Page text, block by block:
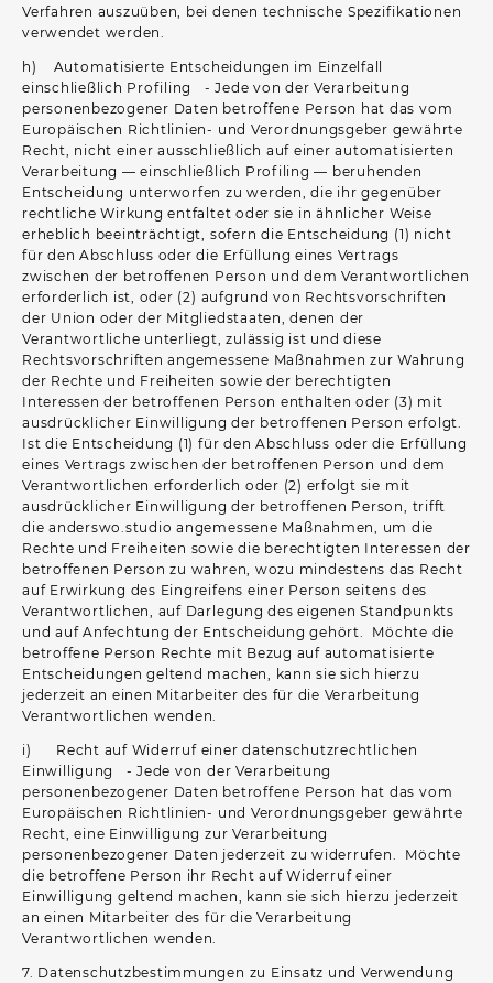
Verfahren auszuüben, bei denen technische Spezifikationen
verwendet werden.
h) Automatisierte Entscheidungen im Einzelfall
einschließlich Profiling - Jede von der Verarbeitung
personenbezogener Daten betroffene Person hat das vom
Europäischen Richtlinien- und Verordnungsgeber gewährte
Recht, nicht einer ausschließlich auf einer automatisierten
Verarbeitung — einschließlich Profiling — beruhenden
Entscheidung unterworfen zu werden, die ihr gegenüber
rechtliche Wirkung entfaltet oder sie in ähnlicher Weise
erheblich beeinträchtigt, sofern die Entscheidung (1) nicht
für den Abschluss oder die Erfüllung eines Vertrags
zwischen der betroffenen Person und dem Verantwortlichen
erforderlich ist, oder (2) aufgrund von Rechtsvorschriften
der Union oder der Mitgliedstaaten, denen der
Verantwortliche unterliegt, zulässig ist und diese
Rechtsvorschriften angemessene Maßnahmen zur Wahrung
der Rechte und Freiheiten sowie der berechtigten
Interessen der betroffenen Person enthalten oder (3) mit
ausdrücklicher Einwilligung der betroffenen Person erfolgt.
Ist die Entscheidung (1) für den Abschluss oder die Erfüllung
eines Vertrags zwischen der betroffenen Person und dem
Verantwortlichen erforderlich oder (2) erfolgt sie mit
ausdrücklicher Einwilligung der betroffenen Person, trifft
die anderswo.studio angemessene Maßnahmen, um die
Rechte und Freiheiten sowie die berechtigten Interessen der
betroffenen Person zu wahren, wozu mindestens das Recht
auf Erwirkung des Eingreifens einer Person seitens des
Verantwortlichen, auf Darlegung des eigenen Standpunkts
und auf Anfechtung der Entscheidung gehört. Möchte die
betroffene Person Rechte mit Bezug auf automatisierte
Entscheidungen geltend machen, kann sie sich hierzu
jederzeit an einen Mitarbeiter des für die Verarbeitung
Verantwortlichen wenden.
i) Recht auf Widerruf einer datenschutzrechtlichen
Einwilligung - Jede von der Verarbeitung
personenbezogener Daten betroffene Person hat das vom
Europäischen Richtlinien- und Verordnungsgeber gewährte
Recht, eine Einwilligung zur Verarbeitung
personenbezogener Daten jederzeit zu widerrufen. Möchte
die betroffene Person ihr Recht auf Widerruf einer
Einwilligung geltend machen, kann sie sich hierzu jederzeit
an einen Mitarbeiter des für die Verarbeitung
Verantwortlichen wenden.
7. Datenschutzbestimmungen zu Einsatz und Verwendung